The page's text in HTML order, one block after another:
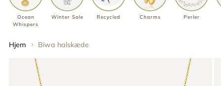
Ocean
Whispers
Winter Sale Recycled Charms Perler
Hjem Biwa halskæde